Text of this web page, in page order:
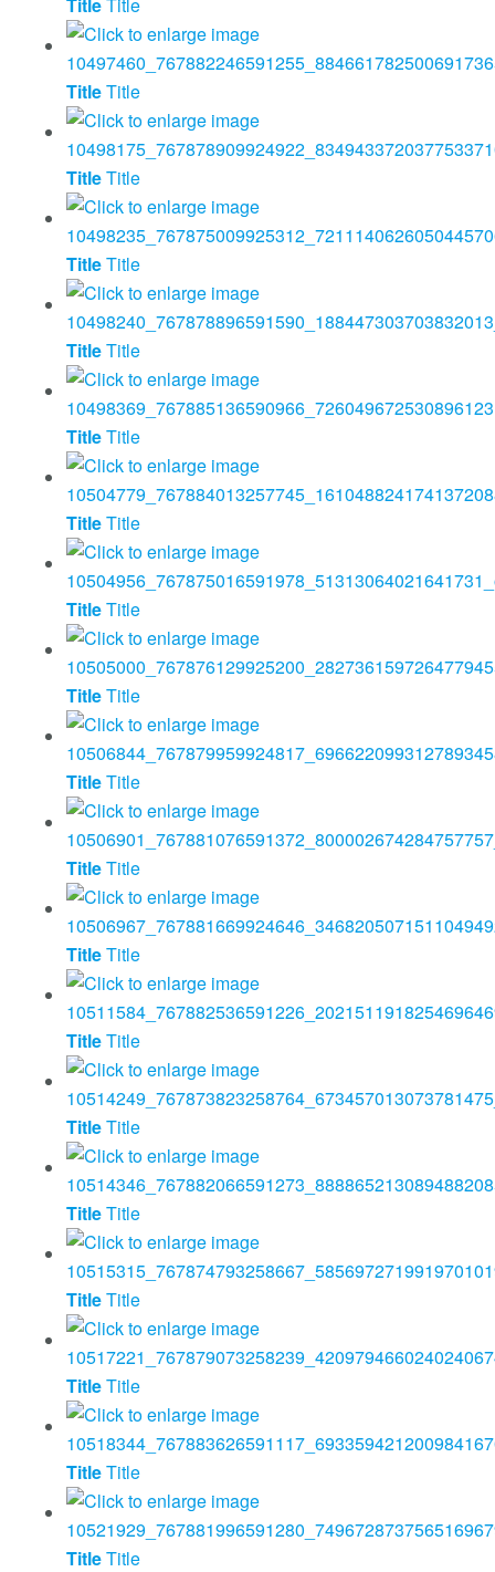
TitleTitle
TitleTitle
TitleTitle
TitleTitle
TitleTitle
TitleTitle
TitleTitle
TitleTitle
TitleTitle
TitleTitle
TitleTitle
TitleTitle
TitleTitle
TitleTitle
TitleTitle
TitleTitle
TitleTitle
TitleTitle